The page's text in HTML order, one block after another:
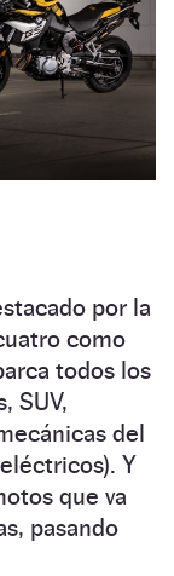
por la
como
todos los
SUV,
del
Y
que va
pasando